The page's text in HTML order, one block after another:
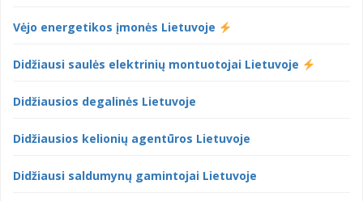
Vėjo energetikos įmonės Lietuvoje
Didžiausi saulės elektrinių montuotojai Lietuvoje
Didžiausios degalinės Lietuvoje
Didžiausios kelionių agentūros Lietuvoje
Didžiausi saldumynų gamintojai Lietuvoje